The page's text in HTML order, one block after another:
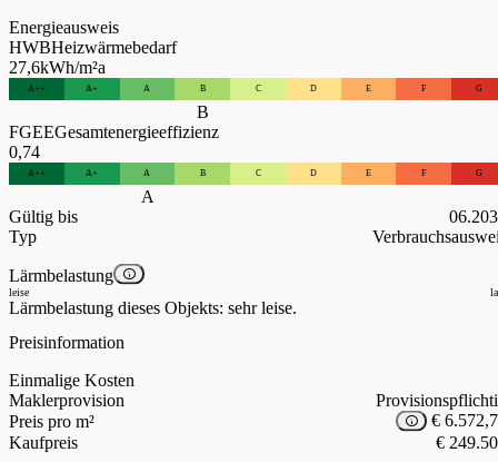
Energieausweis
HWBHeizwärmebedarf
27,6kWh/m²a
A++ A+ A B C D E F G
B
FGEEGesamtenergieeffizienz
0,74
A++ A+ A B C D E F G
A
Gültig bis
Typ
Lärmbelastung
leise
Lärmbelastung dieses Objekts: sehr leise.
Preisinformation
Einmalige Kosten
Maklerprovision
Preis pro m²
€
Kaufpreis
€